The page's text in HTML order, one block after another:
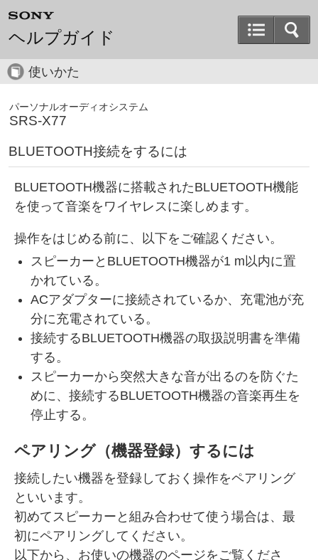
ヘルプガイド
使いかた
パーソナルオーディオシステム
SRS-X77
BLUETOOTH接続をするには
BLUETOOTH機器に搭載されたBLUETOOTH機能
を使って音楽をワイヤレスに楽しめます。
操作をはじめる前に、以下をご確認ください。
スピーカーとBLUETOOTH機器が1 m以内に置
かれている。
ACアダプターに接続されているか、充電池が充
分に充電されている。
接続するBLUETOOTH機器の取扱説明書を準備
する。
スピーカーから突然大きな音が出るのを防ぐた
めに、接続するBLUETOOTH機器の音楽再生を
停止する。
ペアリング（機器登録）するには
接続したい機器を登録しておく操作をペアリング
といいます。
初めてスピーカーと組み合わせて使う場合は、最
初にペアリングしてください。
以下から、お使いの機器のページをご覧くださ